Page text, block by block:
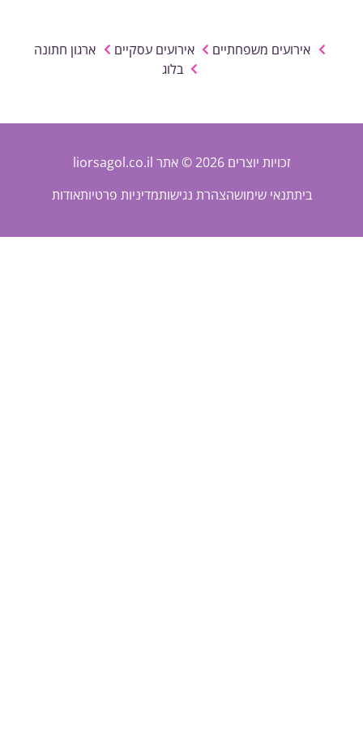
אירועים משפחתיים אירועים עסקיים
ארגון חתונה
בלוג
זכויות יוצרים 2026 © אתר liorsagol.co.il
תנאי שימושהצהרת נגישותמדיניות פרטיותאודות